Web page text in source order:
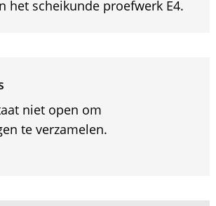
het scheikunde proefwerk E4.
niet open om
te verzamelen.